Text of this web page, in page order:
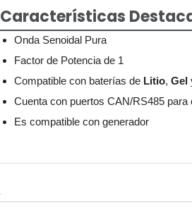
Características
Onda Senoidal Pura
Factor de Potencia de 1
Compatible con baterías de Litio, Gel
Cuenta con puertos CAN/RS485
Es compatible con generador